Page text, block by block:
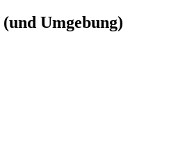
Umgebung)